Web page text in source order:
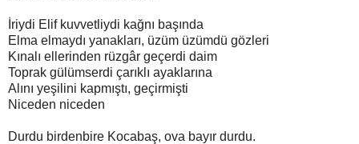
İriydi Elif kuvvetliydi kağnı başında
Elma elmaydı yanakları, üzüm üzümdü gözleri
Kınalı ellerinden rüzgâr geçerdi daim
Toprak gülümserdi çarıklı ayaklarına
Alını yeşilini kapmıştı, geçirmişti
Niceden niceden
Durdu birdenbire Kocabaş, ova bayır durdu.